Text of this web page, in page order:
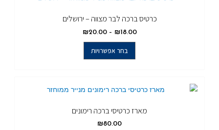
כרטיס ברכה לבר מצווה – ירושלים
₪18.00
–
₪20.00
בחר אפשרויות
מארז כרטיסי ברכה רימונים
₪80.00